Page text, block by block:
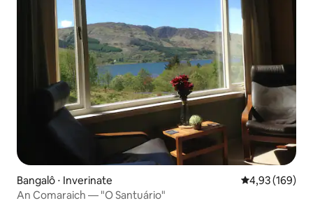
Bangalô ⋅ Inverinate 4,93 de uma
4,93 (169)
An Comaraich — "O Santuário"